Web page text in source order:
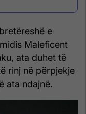
e
Maleficent
ata duhet të
rinj në përpjekje
ata ndajnë.